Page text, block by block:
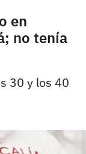
en
no tenía
30 y los 40